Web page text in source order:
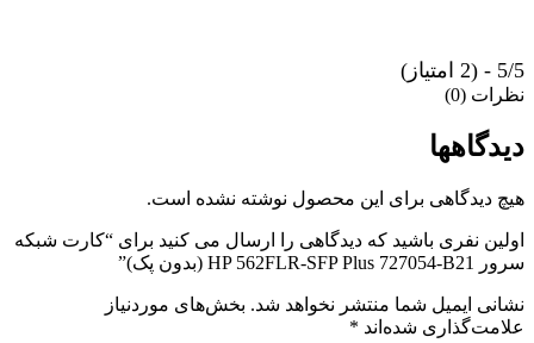
5/5 - (2 امتیاز)
نظرات (0)
دیدگاهها
هیچ دیدگاهی برای این محصول نوشته نشده است.
اولین نفری باشید که دیدگاهی را ارسال می کنید برای “کارت شبکه
سرور HP 562FLR-SFP Plus 727054-B21 (بدون پک)”
نشانی ایمیل شما منتشر نخواهد شد. بخش‌های موردنیاز
علامت‌گذاری شده‌اند *